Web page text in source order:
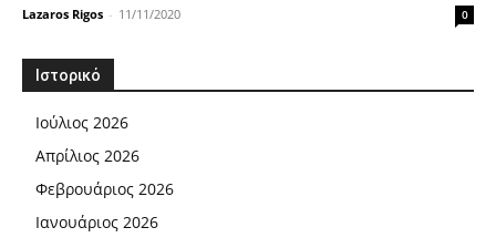
Lazaros Rigos - 11/11/2020 0
Ιστορικό
Ιούλιος 2026
Απρίλιος 2026
Φεβρουάριος 2026
Ιανουάριος 2026